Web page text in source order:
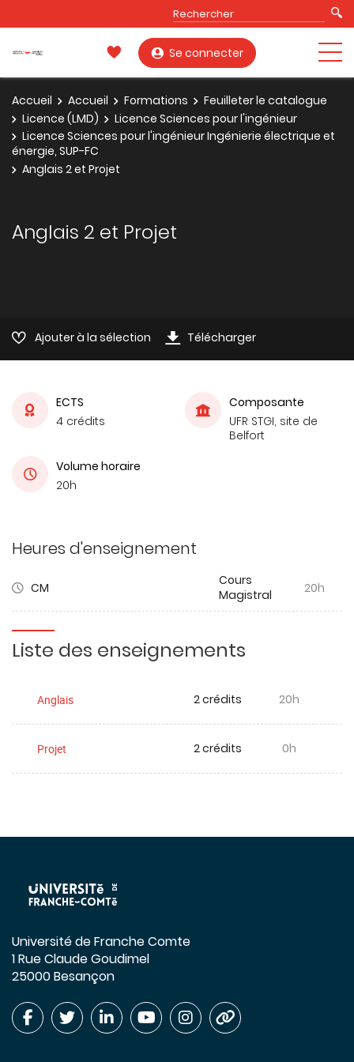
Se connecter
Accueil Accueil Formations
Feuilleter le catalogue
Licence (LMD)
Licence Sciences pour l'ingénieur
Licence Sciences pour l'ingénieur Ingénierie électrique et
énergie, SUP-FC
Anglais 2 et Projet
Anglais 2 et Projet
Ajouter à la sélection Télécharger
ECTS
4 crédits
Composante
UFR STGI, site de
Belfort
Volume horaire
20h
Heures d'enseignement
CM
Cours
Magistral
20h
Liste des enseignements
Anglais 2 crédits 20h
Projet 2 crédits 0h
Université de Franche Comte
1 Rue Claude Goudimel
25000 Besançon